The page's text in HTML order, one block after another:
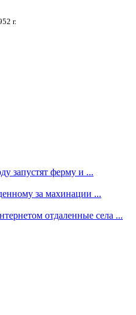
г.
запустят ферму и ...
за махинации ...
отдаленные села ...